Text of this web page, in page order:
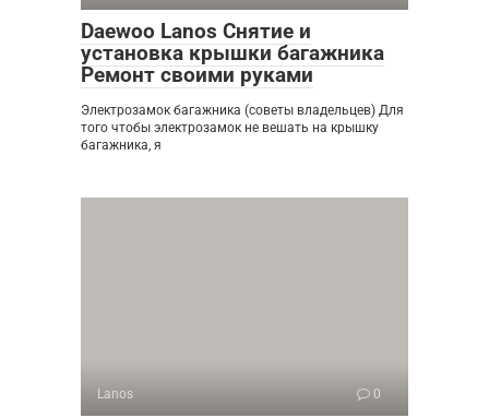
Daewoo Lanos Снятие и
установка крышки багажника
Ремонт своими руками
Электрозамок багажника (советы владельцев) Для
того чтобы электрозамок не вешать на крышку
багажника, я
Lanos 0